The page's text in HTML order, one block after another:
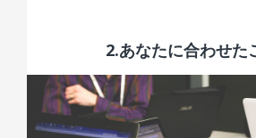
2.あなたに合わせた